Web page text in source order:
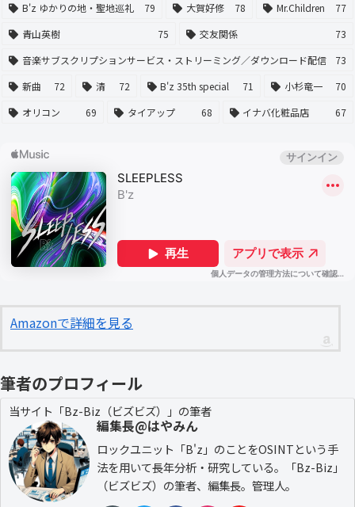
B'z ゆかりの地・聖地巡礼
79 大賀好修 78 Mr.Children
77
青山英樹
75 交友関係
73
音楽サブスクリプションサービス・ストリーミング／ダウンロード配信
73
新曲
72 清 72 B'z 35th special 71 小杉竜一
70
オリコン
69 タイアップ 68 イナバ化粧品店 67
Amazonで詳細を見る
筆者のプロフィール
当サイト「Bz-Biz（ビズビズ）」の筆者
編集長@はやみん
ロックユニット「B'z」のことをOSINTという手
法を用いて長年分析・研究している。「Bz-Biz」
（ビズビズ）の筆者、編集長。管理人。